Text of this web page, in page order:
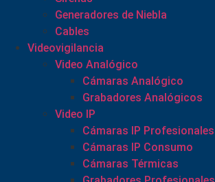
Generadores de Niebla
Cables
Videovigilancia
Video Analógico
Cámaras Analógico
Grabadores Analógicos
Video IP
Cámaras IP Profesionales
Cámaras IP Consumo
Cámaras Térmicas